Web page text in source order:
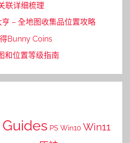
联详细梳理
– 全地图收集品位置攻略
Bunny Coins
和位置等级指南
PS Win10 Win11